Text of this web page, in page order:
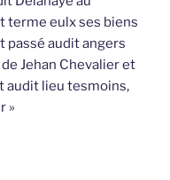
terme eulx ses biens
audit angers
Jehan Chevalier et
audit lieu tesmoins,
»